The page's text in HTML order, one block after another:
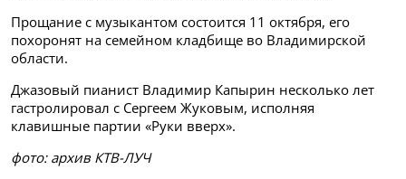
Прощание с музыкантом состоится 11 октября, его
похоронят на семейном кладбище во Владимирской
области.
Джазовый пианист Владимир Капырин несколько лет
гастролировал с Сергеем Жуковым, исполняя
клавишные партии «Руки вверх».
фото: архив КТВ-ЛУЧ